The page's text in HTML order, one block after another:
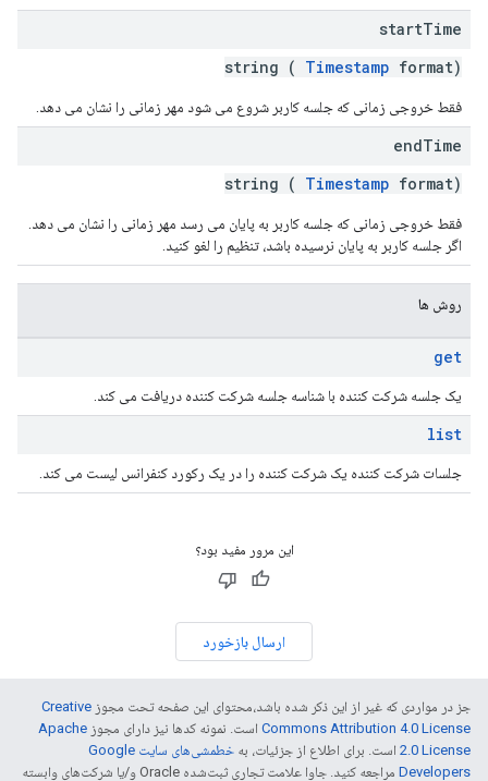
startTime
string ( Timestamp format)
فقط خروجی زمانی که جلسه کاربر شروع می شود مهر زمانی را نشان می دهد.
endTime
string ( Timestamp format)
فقط خروجی زمانی که جلسه کاربر به پایان می رسد مهر زمانی را نشان می دهد.
اگر جلسه کاربر به پایان نرسیده باشد، تنظیم را لغو کنید.
روش ها
get
یک جلسه شرکت کننده با شناسه جلسه شرکت کننده دریافت می کند.
list
جلسات شرکت کننده یک شرکت کننده را در یک رکورد کنفرانس لیست می کند.
این مرور مفید بود؟
ارسال بازخورد
جز در مواردی که غیر از این ذکر شده باشد،‌محتوای این صفحه تحت مجوز Creative
Commons Attribution 4.0 License است. نمونه کدها نیز دارای مجوز Apache
2.0 License است. برای اطلاع از جزئیات، به
خطمشی‌های سایت Google
Developers‏
مراجعه کنید. جاوا علامت تجاری ثبت‌شده Oracle و/یا شرکت‌های وابسته